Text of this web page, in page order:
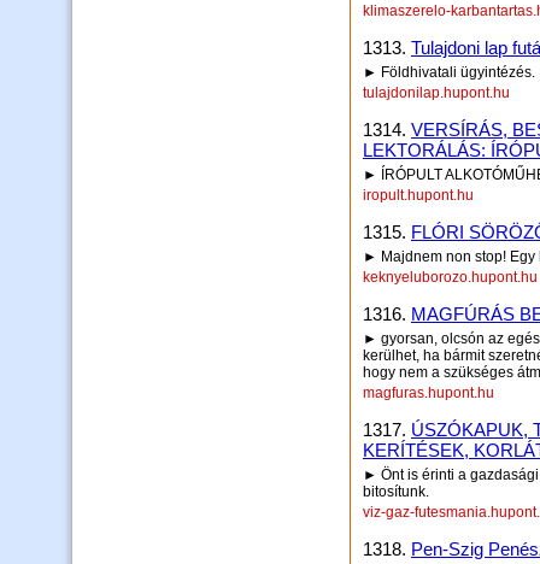
klimaszerelo-
1313. Tulajdoni lap
► Földhivatali ügyintézés.
tulajdonilap.hupont.hu
1314. VERSÍRÁS,
LEKTORÁLÁS:
► ÍRÓPULT
iropult.hupont.hu
1315. FLÓRI
► Majdnem non stop!
keknyeluborozo.hupont.hu
1316. MAGFÚRÁS
► gyorsan, olcsón az
kerülhet, ha bármit
hogy nem a szükséges
magfuras.hupont.hu
1317. ÚSZÓKAPUK,
KERÍTÉSEK,
► Önt is érinti a
bitosítunk.
viz-gaz-
1318. Pen-Szig